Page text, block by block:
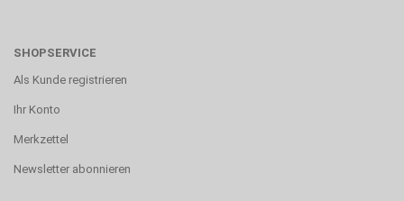
SHOPSERVICE
Als Kunde registrieren
Ihr Konto
Merkzettel
Newsletter abonnieren